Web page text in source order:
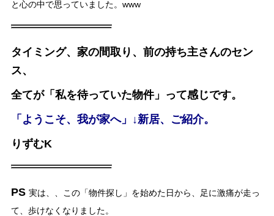
と心の中で思っていました。www
タイミング、家の間取り、前の持ち主さんのセン
ス、
全てが「私を待っていた物件」って感じです。
「ようこそ、我が家へ」↓新居、ご紹介。
りずむK
PS 実は、、この「物件探し」を始めた日から、足に激痛が走っ
て、歩けなくなりました。